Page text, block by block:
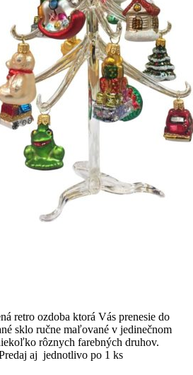
retro ozdoba ktorá Vás prenesie do
sklo ručne maľované v jedinečnom
rôznych farebných druhov.
aj jednotlivo po 1 ks